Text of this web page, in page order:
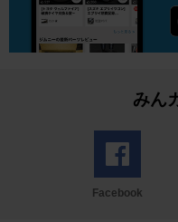
みん
Facebook